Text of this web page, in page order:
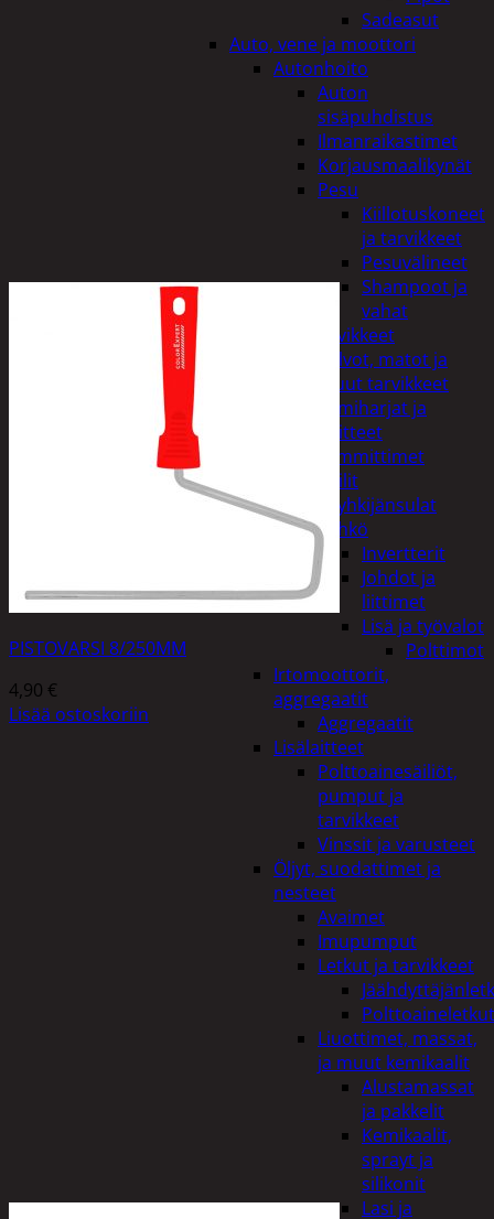
Sadeasut
Auto, vene ja moottori
Autonhoito
Auton
sisäpuhdistus
Ilmanraikastimet
Korjausmaalikynät
Pesu
Kiillotuskoneet
ja tarvikkeet
Pesuvälineet
Shampoot ja
vahat
Autotarvikkeet
Kalvot, matot ja
muut tarvikkeet
Lumiharjat ja
peitteet
Lämmittimet
Peilit
Pyyhkijänsulat
Sähkö
Invertterit
Johdot ja
liittimet
Lisä ja työvalot
Polttimot
Irtomoottorit,
aggregaatit
Aggregaatit
Lisälaitteet
Polttoainesäiliöt,
pumput ja
tarvikkeet
Vinssit ja varusteet
Öljyt, suodattimet ja
nesteet
Avaimet
Imupumput
Letkut ja tarvikkeet
Polttoaineletkut
Liuottimet, massat,
ja muut kemikaalit
Alustamassat
ja pakkelit
Kemikaalit,
sprayt ja
silikonit
Lasi ja
PISTOVARSI 8/250MM
4,90 €
Lisää ostoskoriin